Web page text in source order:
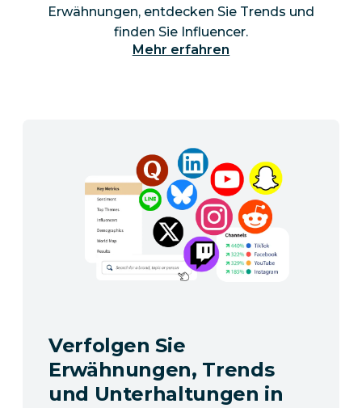
Erwähnungen, entdecken Sie Trends und
finden Sie Influencer.
Mehr erfahren
Verfolgen Sie
Erwähnungen, Trends
und Unterhaltungen in